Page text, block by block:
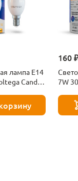
лампа E14
Candle
160
7W